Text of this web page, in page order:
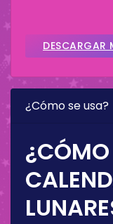
DESCARGAR
¿Cómo se usa?
¿CÓMO